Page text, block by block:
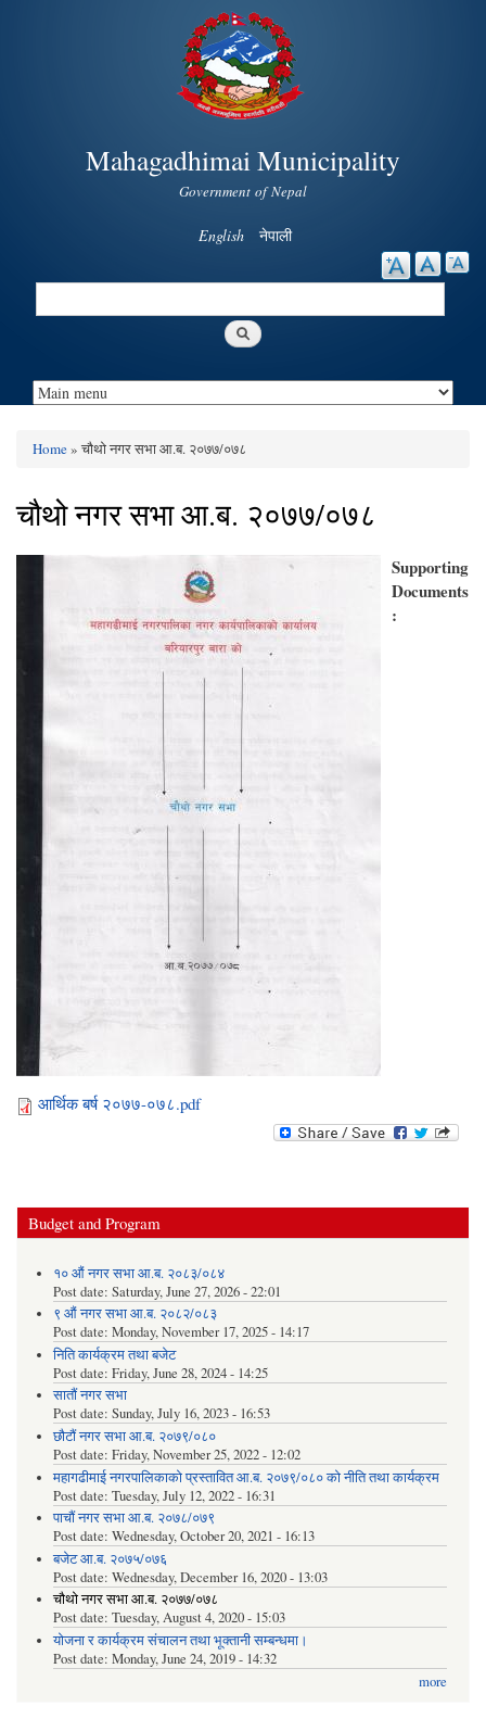
Skip to
main
content
Mahagadhimai Municipality
Government of Nepal
English नेपाली
Search
Home» चौथो नगर सभा आ.ब. २०७७/०७८
चौथो नगर सभा आ.ब. २०७७/०७८
Supporting
Documents
:
आर्थिक बर्ष २०७७-०७८.pdf
Budget and Program
१० औं नगर सभा आ.ब. २०८३/०८४
Post date: Saturday, June 27, 2026 - 22:01
९ औं नगर सभा आ.ब. २०८२/०८३
Post date: Monday, November 17, 2025 - 14:17
निति कार्यक्रम तथा बजेट
Post date: Friday, June 28, 2024 - 14:25
सातौं नगर सभा
Post date: Sunday, July 16, 2023 - 16:53
छौटौं नगर सभा आ.ब. २०७९/०८०
Post date: Friday, November 25, 2022 - 12:02
महागढीमाई नगरपालिकाको प्रस्तावित आ.ब. २०७९/०८० को नीति तथा कार्यक्रम
Post date: Tuesday, July 12, 2022 - 16:31
पाचौं नगर सभा आ.ब. २०७८/०७९
Post date: Wednesday, October 20, 2021 - 16:13
बजेट आ.ब. २०७५/०७६
Post date: Wednesday, December 16, 2020 - 13:03
चौथो नगर सभा आ.ब. २०७७/०७८
Post date: Tuesday, August 4, 2020 - 15:03
योजना र कार्यक्रम संचालन तथा भूक्तानी सम्बन्धमा।
Post date: Monday, June 24, 2019 - 14:32
more